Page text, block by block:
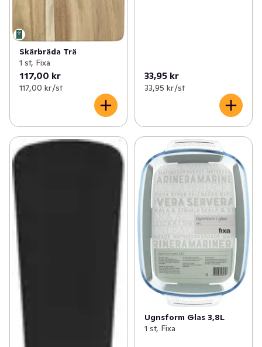
Skärbräda Trä
1 st, Fixa
117,00 kr
117,00 kr /st
33,95 kr
33,95 kr /st
Ugnsform Glas 3,8L
1 st, Fixa